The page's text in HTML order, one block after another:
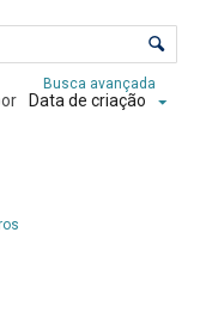
visualização
Busca avançada
Data de criação